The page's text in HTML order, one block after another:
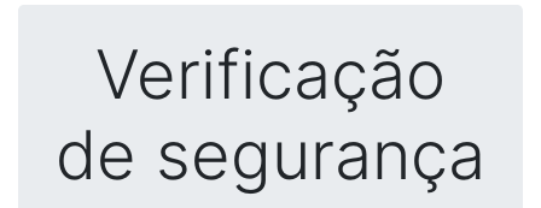
Verificação
de segurança